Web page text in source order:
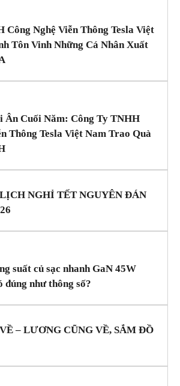
Công Nghệ Viễn Thông Tesla Việt
Tôn Vinh Những Cá Nhân Xuất
Ân Cuối Năm: Công Ty TNHH
Thông Tesla Việt Nam Trao Quà
NGHỈ TẾT NGUYÊN ĐÁN
suất củ sạc nhanh GaN 45W
đúng như thông số?
– LƯƠNG CŨNG VỀ, SẮM ĐỒ